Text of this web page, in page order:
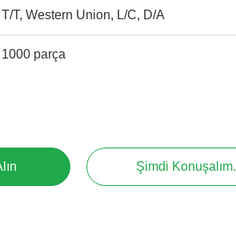
T/T, Western Union, L/C, D/A
1000 parça
Şimdi Konuşalım.